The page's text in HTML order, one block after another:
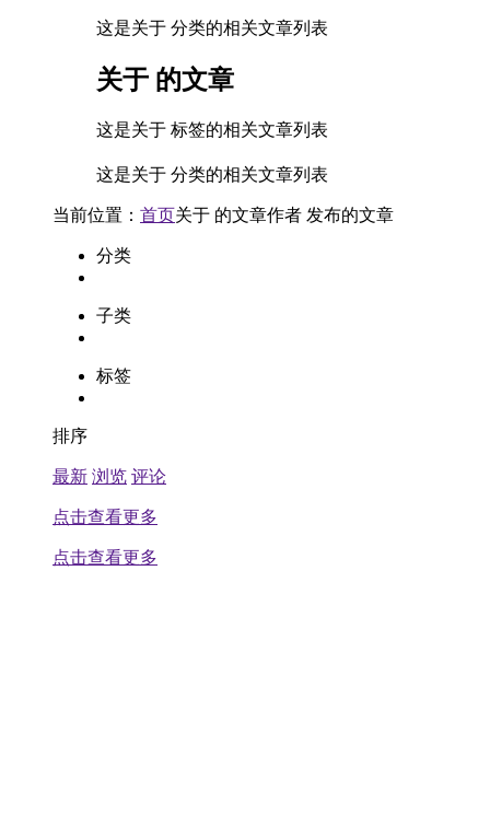
这是关于 分类的相关文章列表
关于 的文章
这是关于 标签的相关文章列表
这是关于 分类的相关文章列表
当前位置： 首页关于 的文章作者 发布的文章
分类
子类
标签
排序
最新 浏览 评论
点击查看更多
点击查看更多